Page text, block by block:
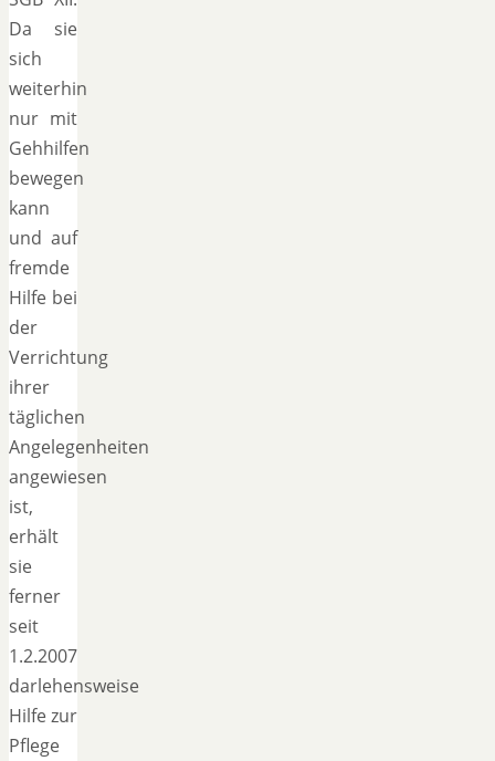
Da sie
sich
weiterhin
nur mit
Gehhilfen
bewegen
kann
und auf
fremde
Hilfe bei
der
Verrichtung
ihrer
täglichen
Angelegenheiten
angewiesen
ist,
erhält
sie
ferner
seit
1.2.2007
darlehensweise
Hilfe zur
Pflege